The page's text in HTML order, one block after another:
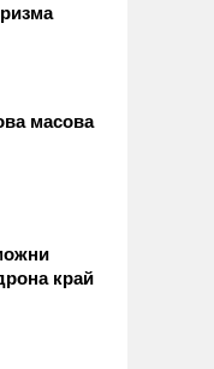
СНИМКИ
масова
край